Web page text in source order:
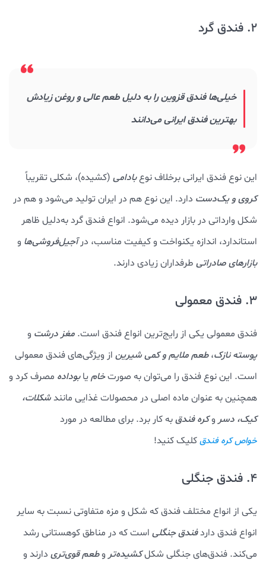
2. فندق گرد
خیلی‌ها فندق قزوین را به دلیل طعم عالی و روغن زیادش
بهترین فندق ایرانی می‌دانند
این نوع فندق ایرانی برخلاف نوعبادامی (کشیده)، شکلی تقریباً
کروی و یک‌دست دارد. این نوع هم در ایران تولید می‌شود و هم در
شکل وارداتی در بازار دیده می‌شود. انواع فندق گرد به‌دلیل ظاهر
استاندارد، اندازه یکنواخت و کیفیت مناسب، درآجیل‌فروشی‌ها و
بازارهای صادراتی طرفداران زیادی دارند.
3. فندق معمولی
فندق معمولی یکی از رایج‌ترین انواع فندق است. مغز درشت و
پوسته نازک،طعم ملایم و کمی شیرین از ویژگی‌های فندق معمولی
است. این نوع فندق را می‌توان به صورتخام یابوداده مصرف کرد و
همچنین به عنوان ماده اصلی در محصولات غذایی مانندشکلات،
کیک، دسر وکره فندقبه کار برد. برای مطالعه در مورد
خواص کره فندقکلیک کنید!
4. فندق جنگلی
یکی از انواع مختلف فندق که شکل و مزه متفاوتی نسبت به سایر
انواع فندق داردفندق جنگلی است که در مناطق کوهستانی رشد
می‌کند. فندق‌های جنگلی شکلکشیده‌تر وطعم قوی‌تری دارند و